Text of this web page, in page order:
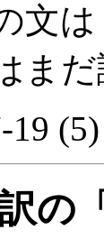
文
ま
19
の